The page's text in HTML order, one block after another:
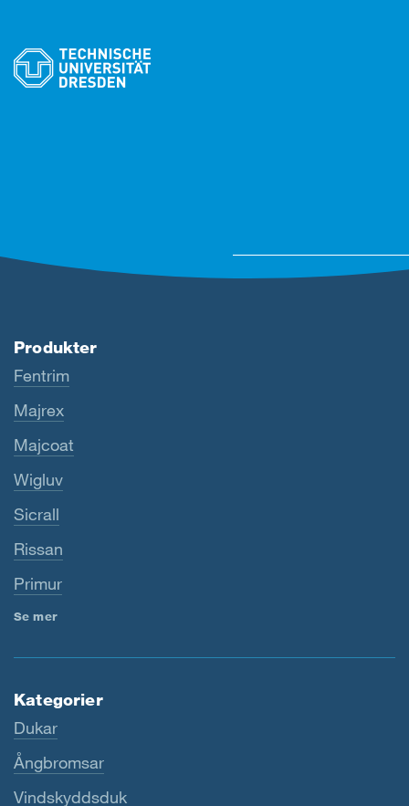
Produkter
Fentrim
Majrex
Majcoat
Wigluv
Sicrall
Rissan
Primur
Se mer
Kategorier
Dukar
Ångbromsar
Vindskyddsduk